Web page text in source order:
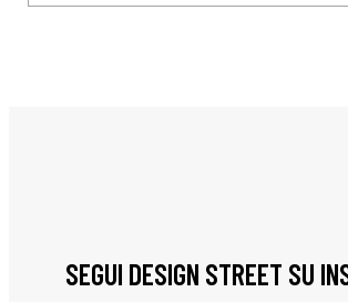
SEGUI DESIGN STREET SU